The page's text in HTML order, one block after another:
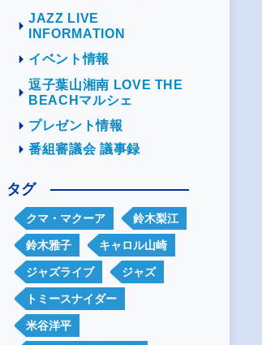
JAZZ LIVE
INFORMATION
イベント情報
逗子葉山湘南 LOVE THE
BEACHマルシェ
プレゼント情報
番組審議会 議事録
タグ
クマ・マクーア 鈴木梨江
鈴木雅子 キャロル山崎
ジャズライブ ジャズ
トミースナイダー
米谷洋平